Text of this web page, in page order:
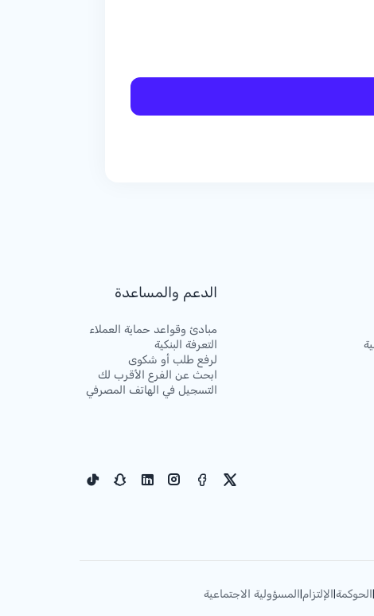
الدعم والمساعدة
مبادئ وقواعد حماية العملاء
التعرفة البنكية
لرفع طلب أو شكوى
ابحث عن الفرع الأقرب لك
التسجيل في الهاتف المصرفي
|الحوكمة|الإلتزام|المسؤولية الاجتماعية